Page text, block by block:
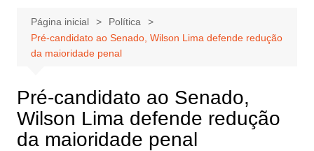
Página inicial
Política
Pré-candidato ao Senado, Wilson Lima defende redução
da maioridade penal
Pré-candidato ao Senado,
Wilson Lima defende redução
da maioridade penal